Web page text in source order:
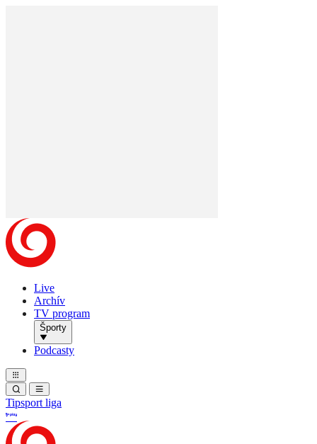
Live
Archív
TV program
Športy
Podcasty
Tipsport liga